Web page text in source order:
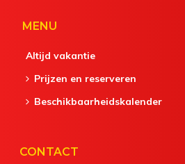
MENU
Altijd vakantie
Prijzen en reserveren
Beschikbaarheidskalender
CONTACT